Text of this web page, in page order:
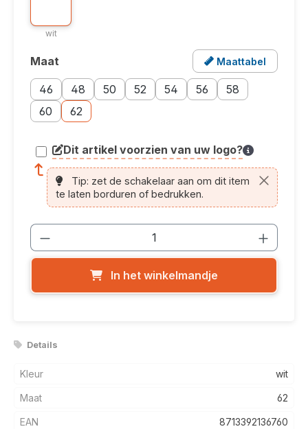
wit
Selecteer
Maat Maattabel
Opent een popup met de maattabel voor dit
46
Maatoptie: 46
48
Maatoptie: 48
50
Maatoptie: 50
52
Maatoptie: 52
54
Maatoptie: 54
56
Maatoptie: 56
58
Maatoptie: 58
60
Maatoptie: 60
62
Maatoptie: 62
Dit artikel voorzien van uw logo?
article.printing.helptext
Tip: zet de schakelaar aan om dit item
te laten borduren of bedrukken.
Producthoeveelheid: Voer de
In het winkelmandje
Details
Kleur wit
Maat 62
EAN 8713392136760